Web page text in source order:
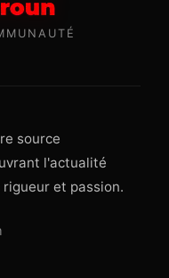
source
l'actualité
et passion.